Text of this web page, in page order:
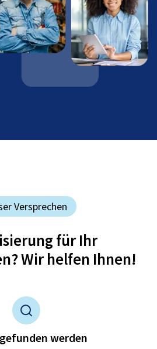
Versprechen
für Ihr
Wir helfen Ihnen!
werden